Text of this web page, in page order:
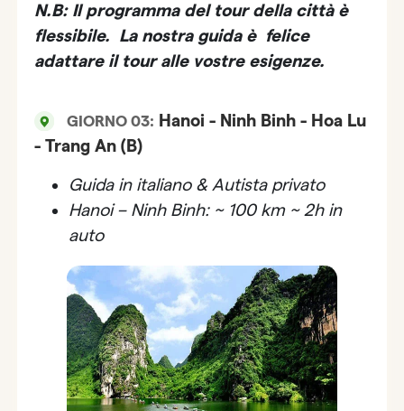
N.B: Il programma del tour della città è
flessibile. La nostra guida è felice
adattare il tour alle vostre esigenze.
GIORNO 03: Hanoi - Ninh Binh - Hoa Lu
- Trang An (B)
Guida in italiano & Autista privato
Hanoi – Ninh Binh: ~ 100 km ~ 2h in
auto